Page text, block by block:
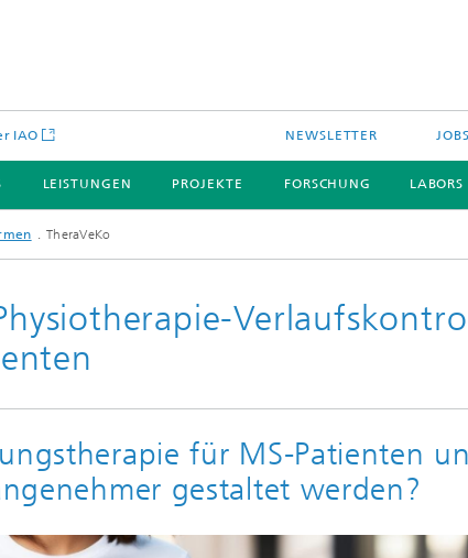
IAO NEWSLETTER
LEISTUNGEN PROJEKTE FORSCHUNG LABORS
TheraVeKo
für MS-Patienten
gestaltet werden?